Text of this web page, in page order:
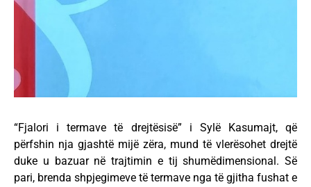
“Fjalori i termave të drejtësisë” i Sylë Kasumajt, që
përfshin nja gjashtë mijë zëra, mund të vlerësohet drejtë
duke u bazuar në trajtimin e tij shumëdimensional. Së
pari, brenda shpjegimeve të termave nga të gjitha fushat e